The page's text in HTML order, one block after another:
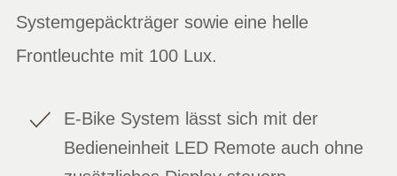
Systemgepäckträger sowie eine helle
Frontleuchte mit 100 Lux.
E-Bike System lässt sich mit der
Bedieneinheit LED Remote auch ohne